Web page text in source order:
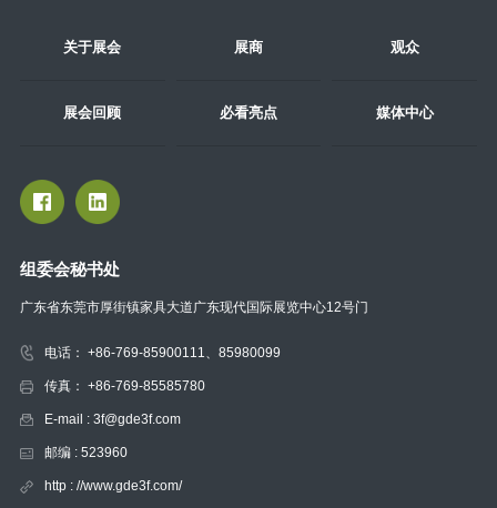
关于展会 展商 观众
展会回顾 必看亮点 媒体中心
组委会秘书处
广东省东莞市厚街镇家具大道广东现代国际展览中心12号门
电话： +86-769-85900111、85980099
传真： +86-769-85585780
E-mail : 3f@gde3f.com
邮编 : 523960
http : //www.gde3f.com/